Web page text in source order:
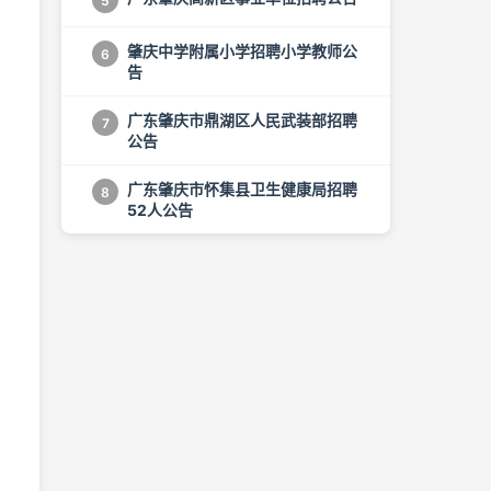
6
肇庆中学附属小学招聘小学教师公
告
7
广东肇庆市鼎湖区人民武装部招聘
公告
8
广东肇庆市怀集县卫生健康局招聘
52人公告